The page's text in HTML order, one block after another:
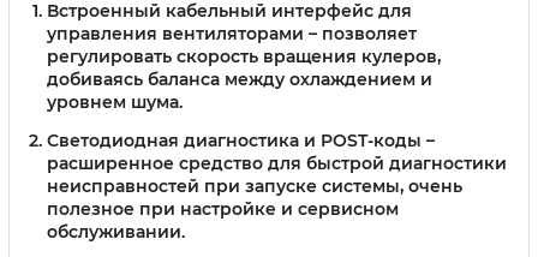
Встроенный кабельный интерфейс для
управления вентиляторами – позволяет
регулировать скорость вращения кулеров,
добиваясь баланса между охлаждением и
уровнем шума.
Светодиодная диагностика и POST-коды –
расширенное средство для быстрой диагностики
неисправностей при запуске системы, очень
полезное при настройке и сервисном
обслуживании.